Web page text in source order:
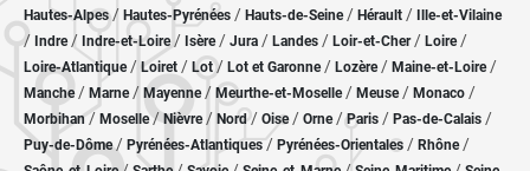
Hautes-Alpes/ Hautes-Pyrénées / Hauts-de-Seine/ Hérault / Ille-et-Vilaine
/ Indre/ Indre-et-Loire/ Isère/ Jura / Landes / Loir-et-Cher/ Loire/
Loire-Atlantique/ Loiret / Lot/ Lot et Garonne/ Lozère / Maine-et-Loire/
Manche/ Marne/ Mayenne/ Meurthe-et-Moselle/ Meuse/ Monaco /
Morbihan/ Moselle/ Nièvre / Nord/ Oise / Orne/Paris / Pas-de-Calais /
Puy-de-Dôme/ Pyrénées-Atlantiques / Pyrénées-Orientales / Rhône/